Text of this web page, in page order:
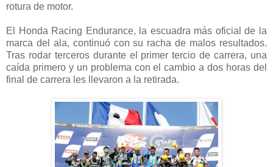
rotura de motor.
El Honda Racing Endurance, la escuadra más oficial de la
marca del ala, continuó con su racha de malos resultados.
Tras rodar terceros durante el primer tercio de carrera, una
caída primero y un problema con el cambio a dos horas del
final de carrera les llevaron a la retirada.